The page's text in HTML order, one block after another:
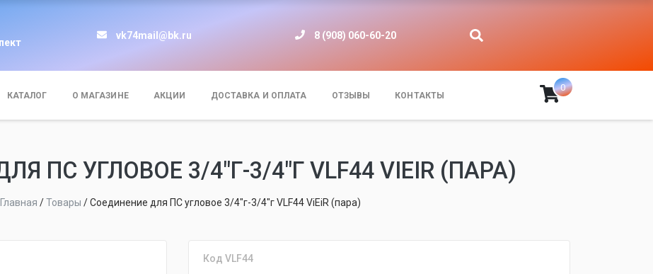
vk74mail@bk.ru 8 (908) 060-60-20
КАТАЛОГ О МАГАЗИНЕ АКЦИИ ДОСТАВКА И ОПЛАТА ОТЗЫВЫ КОНТАКТЫ
0
ПС УГЛОВОЕ 3/4"Г-3/4"Г VLF44 VIEIR (ПАРА)
Главная /Товары /Соединение для ПС угловое 3/4"г-3/4"г VLF44 ViEiR (пара)
Код VLF44